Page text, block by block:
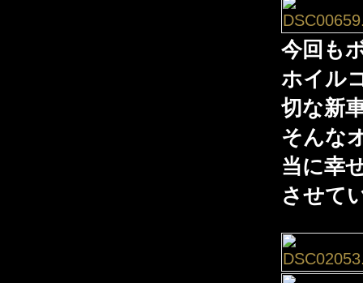
今回も
ホイル
切な新
そんな
当に幸
させて